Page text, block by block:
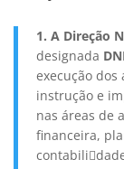
1. A Direção
designada
execução dos
instrução e
nas áreas de
financeira,